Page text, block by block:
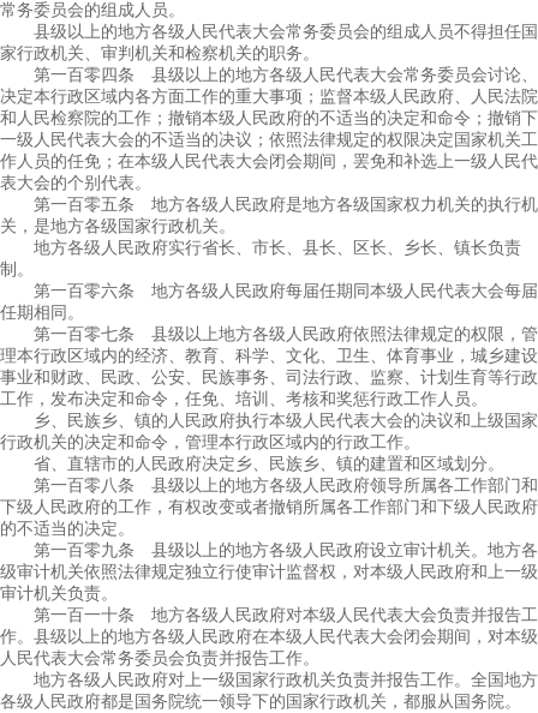
常务委员会的组成人员。
县级以上的地方各级人民代表大会常务委员会的组成人员不得担任国
家行政机关、审判机关和检察机关的职务。
第一百零四条 县级以上的地方各级人民代表大会常务委员会讨论、
决定本行政区域内各方面工作的重大事项；监督本级人民政府、人民法院
和人民检察院的工作；撤销本级人民政府的不适当的决定和命令；撤销下
一级人民代表大会的不适当的决议；依照法律规定的权限决定国家机关工
作人员的任免；在本级人民代表大会闭会期间，罢免和补选上一级人民代
表大会的个别代表。
第一百零五条 地方各级人民政府是地方各级国家权力机关的执行机
关，是地方各级国家行政机关。
地方各级人民政府实行省长、市长、县长、区长、乡长、镇长负责
制。
第一百零六条 地方各级人民政府每届任期同本级人民代表大会每届
任期相同。
第一百零七条 县级以上地方各级人民政府依照法律规定的权限，管
理本行政区域内的经济、教育、科学、文化、卫生、体育事业，城乡建设
事业和财政、民政、公安、民族事务、司法行政、监察、计划生育等行政
工作，发布决定和命令，任免、培训、考核和奖惩行政工作人员。
乡、民族乡、镇的人民政府执行本级人民代表大会的决议和上级国家
行政机关的决定和命令，管理本行政区域内的行政工作。
省、直辖市的人民政府决定乡、民族乡、镇的建置和区域划分。
第一百零八条 县级以上的地方各级人民政府领导所属各工作部门和
下级人民政府的工作，有权改变或者撤销所属各工作部门和下级人民政府
的不适当的决定。
第一百零九条 县级以上的地方各级人民政府设立审计机关。地方各
级审计机关依照法律规定独立行使审计监督权，对本级人民政府和上一级
审计机关负责。
第一百一十条 地方各级人民政府对本级人民代表大会负责并报告工
作。县级以上的地方各级人民政府在本级人民代表大会闭会期间，对本级
人民代表大会常务委员会负责并报告工作。
地方各级人民政府对上一级国家行政机关负责并报告工作。全国地方
各级人民政府都是国务院统一领导下的国家行政机关，都服从国务院。